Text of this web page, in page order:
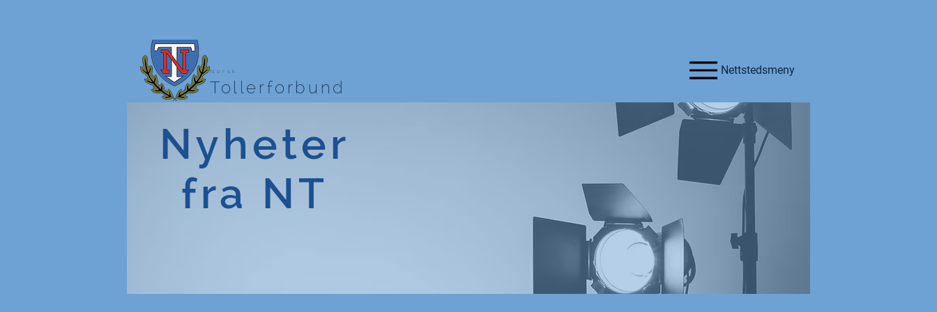
Norsk
Tollerforbund
Nettstedsmeny
Nyheter
fra NT